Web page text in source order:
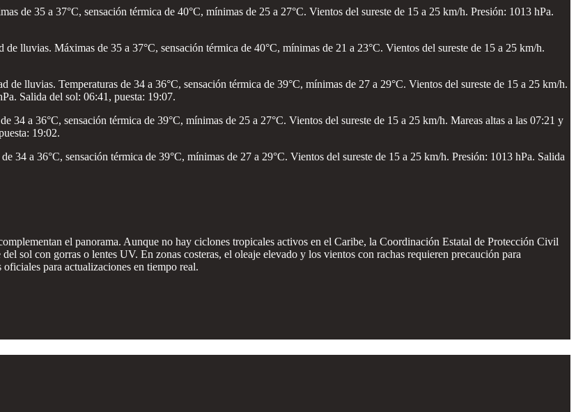
de 35 a 37°C, sensación térmica de 40°C, mínimas de 25 a 27°C. Vientos del sureste de 15 a 25 km/h. Presión: 1013 hPa.
lluvias. Máximas de 35 a 37°C, sensación térmica de 40°C, mínimas de 21 a 23°C. Vientos del sureste de 15 a 25 km/h.
de lluvias. Temperaturas de 34 a 36°C, sensación térmica de 39°C, mínimas de 27 a 29°C. Vientos del sureste de 15 a 25 km/h.
Salida del sol: 06:41, puesta: 19:07.
34 a 36°C, sensación térmica de 39°C, mínimas de 25 a 27°C. Vientos del sureste de 15 a 25 km/h. Mareas altas a las 07:21 y
19:02.
34 a 36°C, sensación térmica de 39°C, mínimas de 27 a 29°C. Vientos del sureste de 15 a 25 km/h. Presión: 1013 hPa. Salida
el panorama. Aunque no hay ciclones tropicales activos en el Caribe, la Coordinación Estatal de Protección Civil
sol con gorras o lentes UV. En zonas costeras, el oleaje elevado y los vientos con rachas requieren precaución para
para actualizaciones en tiempo real.